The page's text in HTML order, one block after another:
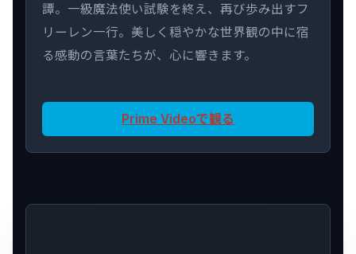
譚。一級魔法使い試験を終え、再び歩み出すフ
リーレン一行。美しく穏やかな世界観の中に宿
る感動の言葉たちが、心に響きます。
Prime Videoで観る